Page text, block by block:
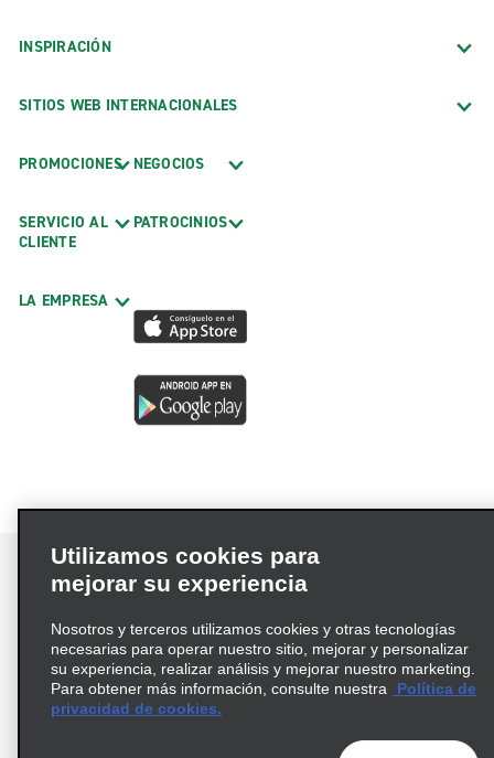
INSPIRACIÓN
SITIOS WEB INTERNACIONALES
PROMOCIONES
SERVICIO AL
CLIENTE
LA EMPRESA
NEGOCIOS
PATROCINIOS
Términos de uso
Política de privacidad
Política de cookies
Información de Salud del Consumidor
Utilizamos cookies para
mejorar su experiencia
Nosotros y terceros utilizamos cookies y otras tecnologías
necesarias para operar nuestro sitio, mejorar y personalizar
su experiencia, realizar análisis y mejorar nuestro marketing.
Para obtener más información, consulte nuestra
Política de
privacidad de cookies.